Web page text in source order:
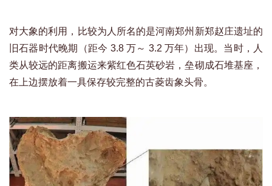
对大象的利用，比较为人所名的是河南郑州新郑赵庄遗址的
旧石器时代晚期（距今 3.8 万～ 3.2 万年）出现。当时，人
类从较远的距离搬运来紫红色石英砂岩，垒砌成石堆基座，
在上边摆放着一具保存较完整的古菱齿象头骨。